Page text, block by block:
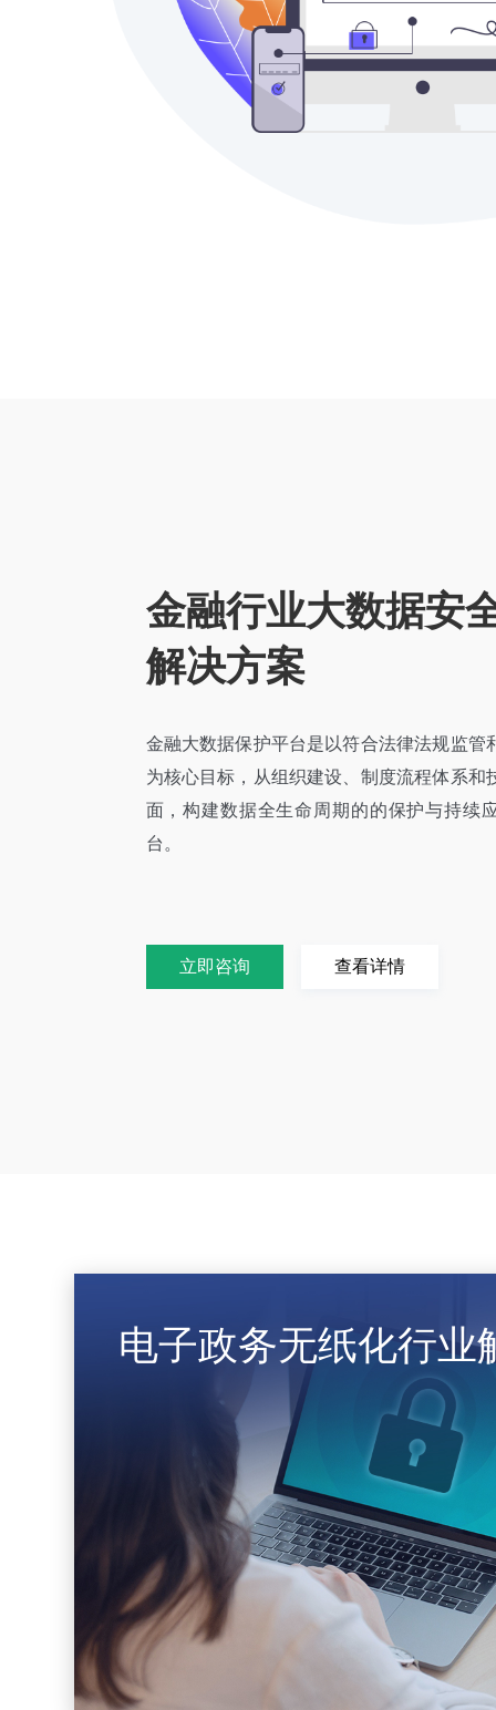
金融行业大数据安
解决方案
金融大数据保护平台是以符合法律法规监管
为核心目标，从组织建设、制度流程体系和
面，构建数据全生命周期的的保护与持续
台。
立即咨询 查看详情
电子政务无纸化行业